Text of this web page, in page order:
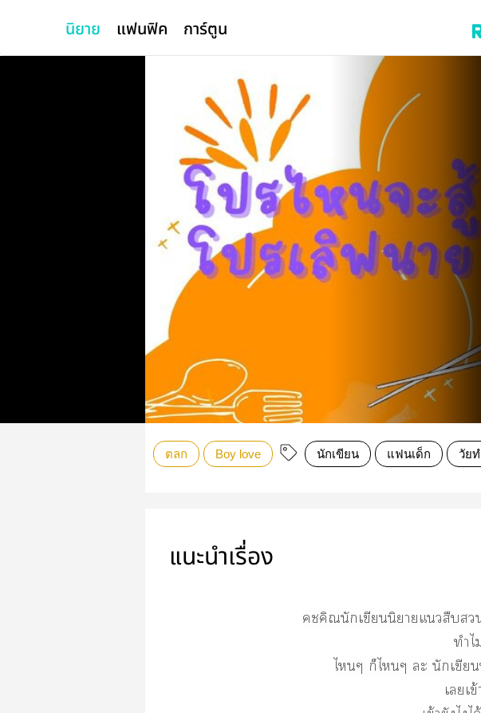
นิยาย แฟนฟิค การ์ตูน
ตลก Boy love นักเขียน แฟนเด็ก วัย
แนะนำเรื่อง
คชคิณนักเขียนนิยายแสืบ
ทำ
ไๆ ก็ไๆ ะ นักเขีย
เเ